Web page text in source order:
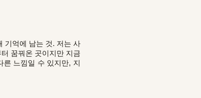
기억에 남는 것. 저는 사
꿈꿔온 곳이지만 지금
느낌일 수 있지만, 지